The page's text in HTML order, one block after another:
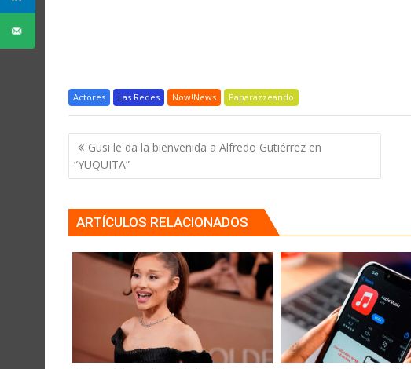
Actores Las Redes Now!News Paparazzeando
Navegación
de
entradas
Gusi le da la bienvenida a Alfredo Gutiérrez en
“YUQUITA”
ARTÍCULOS RELACIONADOS